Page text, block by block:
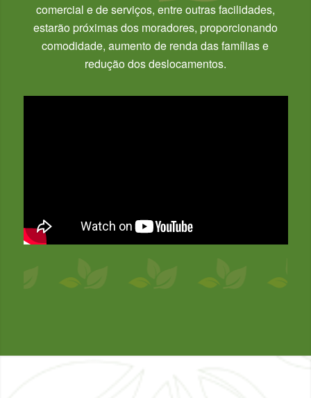
comercial e de serviços, entre outras facilidades,
estarão próximas dos moradores, proporcionando
comodidade, aumento de renda das famílias e
redução dos deslocamentos.